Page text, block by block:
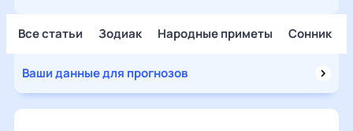
Все статьи Зодиак Народные приметы Сонник
Ваши данные для прогнозов